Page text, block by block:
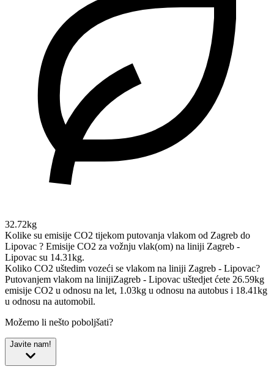
32.72kg
Kolike su emisije CO2 tijekom putovanja vlakom od Zagreb do
Lipovac ? Emisije CO2 za vožnju vlak(om) na liniji Zagreb -
Lipovac su 14.31kg.
Koliko CO2 uštedim vozeći se vlakom na liniji Zagreb - Lipovac?
Putovanjem vlakom na linijiZagreb - Lipovac uštedjet ćete 26.59kg
emisije CO2 u odnosu na let, 1.03kg u odnosu na autobus i 18.41kg
u odnosu na automobil.
Možemo li nešto poboljšati?
Javite nam!